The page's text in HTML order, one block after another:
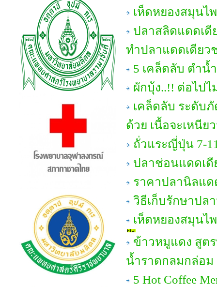
เห็ดหยองสมุนไ
ปลาสลิดแดดเดี
ทำปลาแดดเดียว
5 เคล็ดลับ ตำน้
ผักบุ้ง..!! ต่อไป
เคล็ดลับ ระดับ
ด้วย เนื้อจะเหนีย
ถั่วแระญี่ปุ่น 7-
ปลาช่อนแดดเดี
ราคาปลานิลแด
วิธีเก็บรักษาปล
เห็ดหยองสมุนไ
ข้าวหมูแดง สูต
น้ำราดกลมกล่อม
5 Hot Coffee